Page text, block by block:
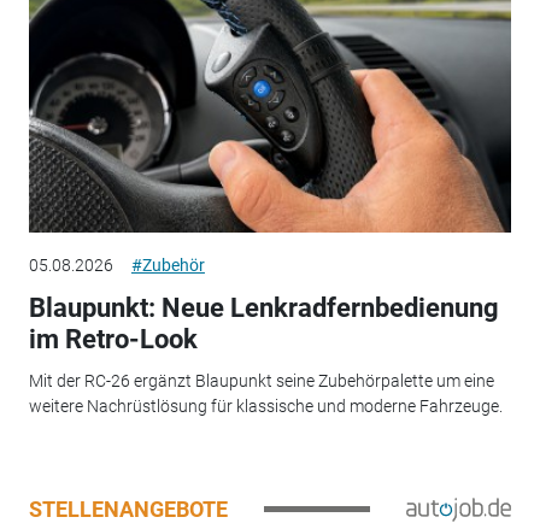
05.08.2026 #Zubehör
Blaupunkt: Neue Lenkradfernbedienung
im Retro-Look
Mit der RC-26 ergänzt Blaupunkt seine Zubehörpalette um eine
weitere Nachrüstlösung für klassische und moderne Fahrzeuge.
STELLENANGEBOTE